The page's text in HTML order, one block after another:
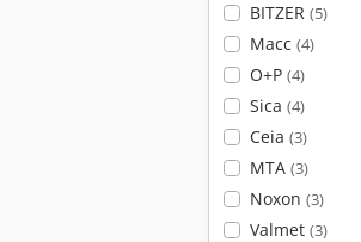
BITZER (5)
Macc (4)
O+P (4)
Sica (4)
Ceia (3)
MTA (3)
Noxon (3)
Valmet (3)